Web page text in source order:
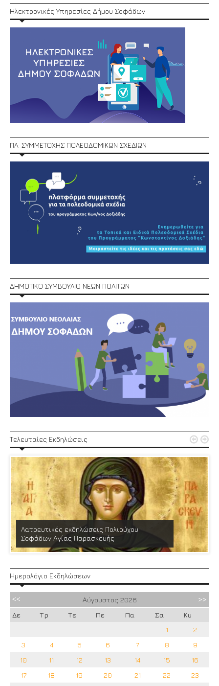
Ηλεκτρονικές Υπηρεσίες Δήμου Σοφάδων
ΠΛ. ΣΥΜΜΕΤΟΧΗΣ ΠΟΛΕΟΔΟΜΙΚΩΝ ΣΧΕΔΙΩΝ
ΔΗΜΟΤΙΚΟ ΣΥΜΒΟΥΛΙΟ ΝΕΩΝ ΠΟΛΙΤΩΝ
Τελευταίες Εκδηλώσεις
Λατρευτικές εκδηλώσεις Πολιούχου
Σοφάδων Αγίας Παρασκευής
 
Ημερολόγιο Εκδηλώσεων
Αύγουστος 2026
Δε
Τρ Τε Πε Πα Σα
Κυ
1
2
3
4 5 6 7 8
9
10
11 12 13 14 15
16
17
18 19 20 21 22 23